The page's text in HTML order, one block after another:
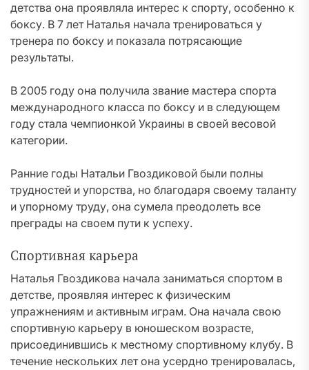
детства она проявляла интерес к спорту, особенно к
боксу. В 7 лет Наталья начала тренироваться у
тренера по боксу и показала потрясающие
результаты.
В 2005 году она получила звание мастера спорта
международного класса по боксу и в следующем
году стала чемпионкой Украины в своей весовой
категории.
Ранние годы Натальи Гвоздиковой были полны
трудностей и упорства, но благодаря своему таланту
и упорному труду, она сумела преодолеть все
преграды на своем пути к успеху.
Спортивная карьера
Наталья Гвоздикова начала заниматься спортом в
детстве, проявляя интерес к физическим
упражнениям и активным играм. Она начала свою
спортивную карьеру в юношеском возрасте,
присоединившись к местному спортивному клубу. В
течение нескольких лет она усердно тренировалась,